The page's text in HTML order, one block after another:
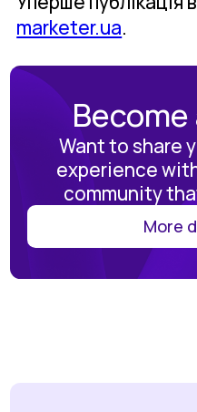
marketer.ua.
Want to share
experience
community
More